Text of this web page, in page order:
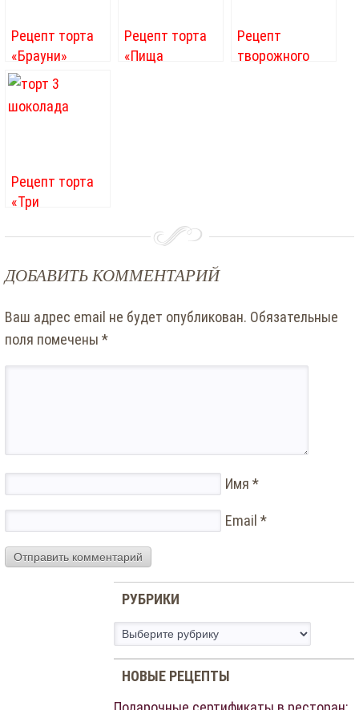
Рецепт торта
«Брауни»
Рецепт торта
«Пища
Рецепт
творожного
Рецепт торта
«Три
ДОБАВИТЬ КОММЕНТАРИЙ
Ваш адрес email не будет опубликован. Обязательные
поля помечены *
Имя *
Email *
РУБРИКИ
Рубрики
НОВЫЕ РЕЦЕПТЫ